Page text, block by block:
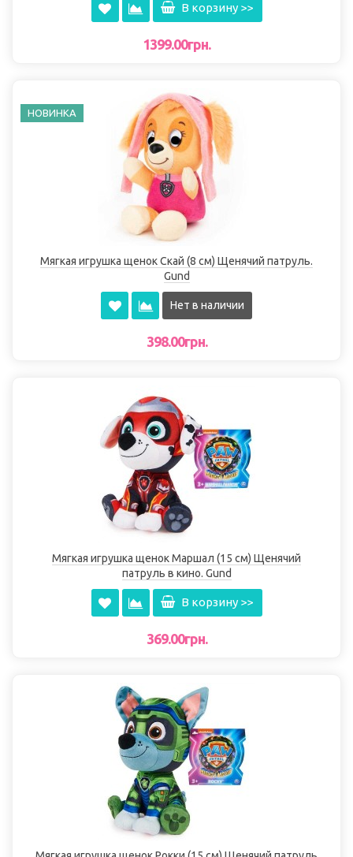
В корзину >>
1399.00грн.
НОВИНКА
Мягкая игрушка щенок Скай (8 см) Щенячий патруль.
Gund
Нет в наличии
398.00грн.
Мягкая игрушка щенок Маршал (15 см) Щенячий
патруль в кино. Gund
В корзину >>
369.00грн.